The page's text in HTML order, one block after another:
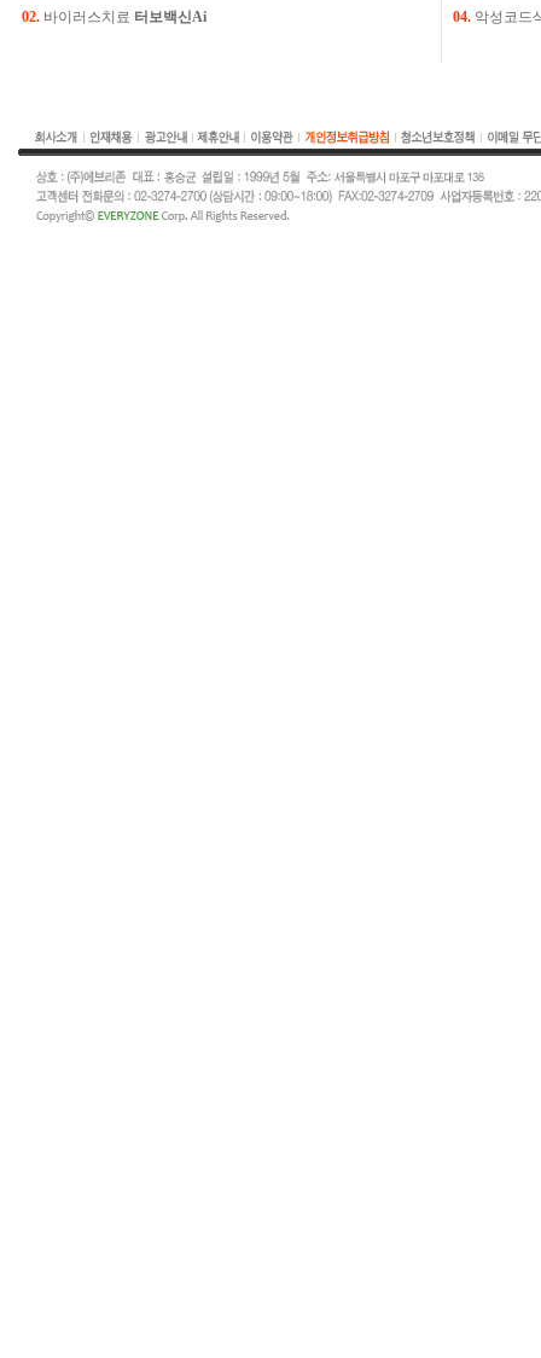
02. 바이러스치료 터보백신Ai 04. 악성코드